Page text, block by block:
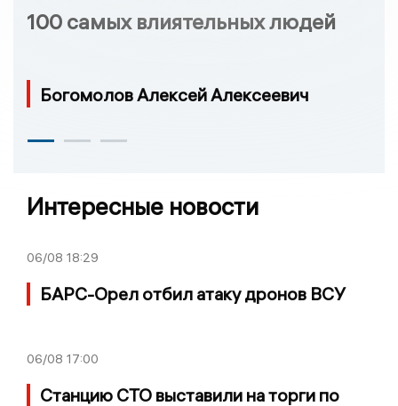
100 самых влиятельных людей
Богомолов Алексей Алексеевич
Интересные новости
06/08 18:29
БАРС-Орел отбил атаку дронов ВСУ
06/08 17:00
Станцию СТО выставили на торги по